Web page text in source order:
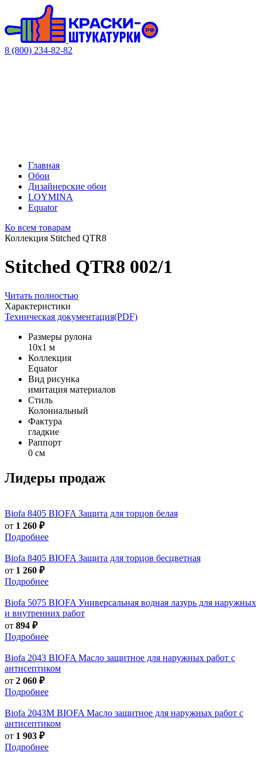
8 (800) 234-82-82
Главная
Обои
Дизайнерские обои
LOYMINA
Equator
Ко всем товарам
Коллекция Stitched QTR8
Stitched QTR8 002/1
Читать полностью
Характеристики
Техническая документация(PDF)
Размеры рулона
10x1 м
Коллекция
Equator
Вид рисунка
имитация материалов
Стиль
Колониальный
Фактура
гладкие
Раппорт
0 см
Лидеры продаж
Biofa 8405 BIOFA Защита для торцов белая
от 1 260 ₽
Подробнее
Biofa 8405 BIOFA Защита для торцов бесцветная
от 1 260 ₽
Подробнее
Biofa 5075 BIOFA Универсальная водная лазурь для наружных
и внутренних работ
от 894 ₽
Подробнее
Biofa 2043 BIOFA Масло защитное для наружных работ с
антисептиком
от 2 060 ₽
Подробнее
Biofa 2043M BIOFA Масло защитное для наружных работ с
антисептиком
от 1 903 ₽
Подробнее